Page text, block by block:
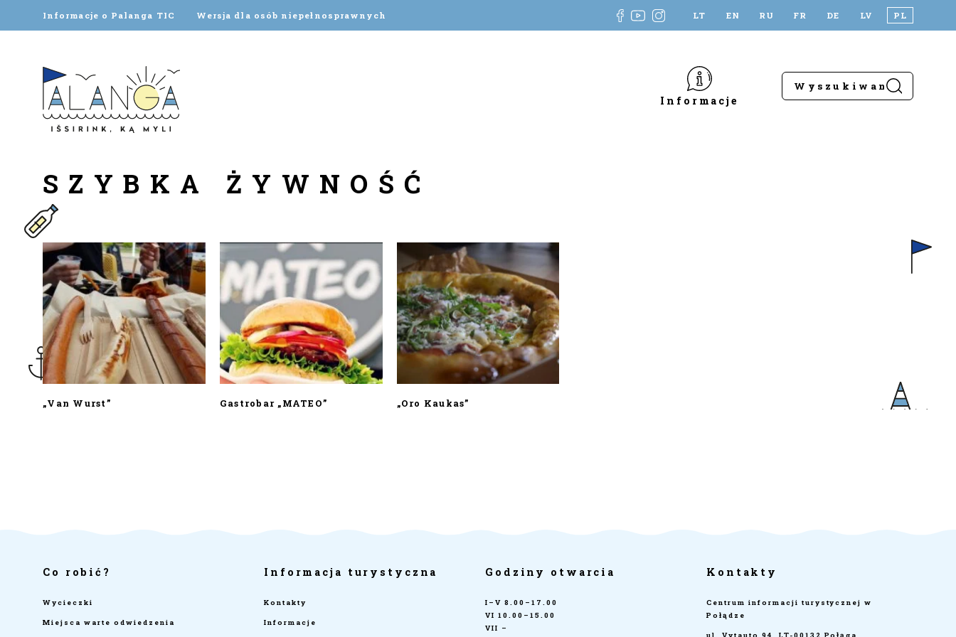
Informacje o Palanga TIC Wersja dla osób niepełnosprawnych LT EN RU FR DE LV PL
Informacje
SZYBKA ŻYWNOŚĆ
„Van Wurst” Gastrobar „MATEO” „Oro Kaukas”
Co robić?
Wycieczki
Miejsca warte odwiedzenia
Informacja turystyczna
Kontakty
Informacje
Godziny otwarcia
I–V 8.00–17.00
VI 10.00–15.00
VII –
Kontakty
Centrum informacji turystycznej w
Połądze